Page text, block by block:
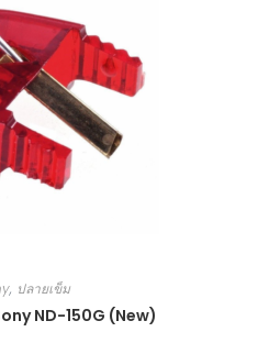
, ปลายเข็ม
ND-150G (New)